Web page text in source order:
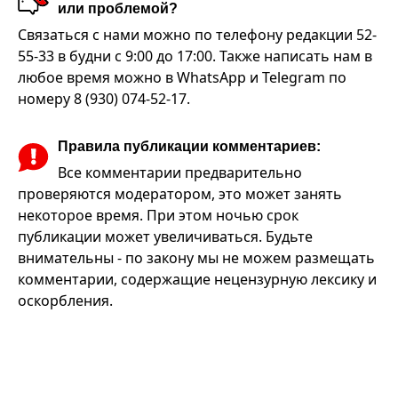
или проблемой?
Связаться с нами можно по телефону редакции 52-
55-33 в будни с 9:00 до 17:00. Также написать нам в
любое время можно в WhatsApp и Telegram по
номеру 8 (930) 074-52-17.
Правила публикации комментариев:
Все комментарии предварительно
проверяются модератором, это может занять
некоторое время. При этом ночью срок
публикации может увеличиваться. Будьте
внимательны - по закону мы не можем размещать
комментарии, содержащие нецензурную лексику и
оскорбления.